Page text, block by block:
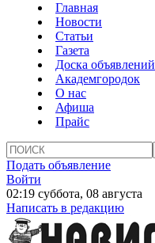
Главная
Новости
Статьи
Газета
Доска объявлений
Академгородок
О нас
Афиша
Прайс
Подать объявление
Войти
02:19 суббота, 08 августа
Написать в редакцию